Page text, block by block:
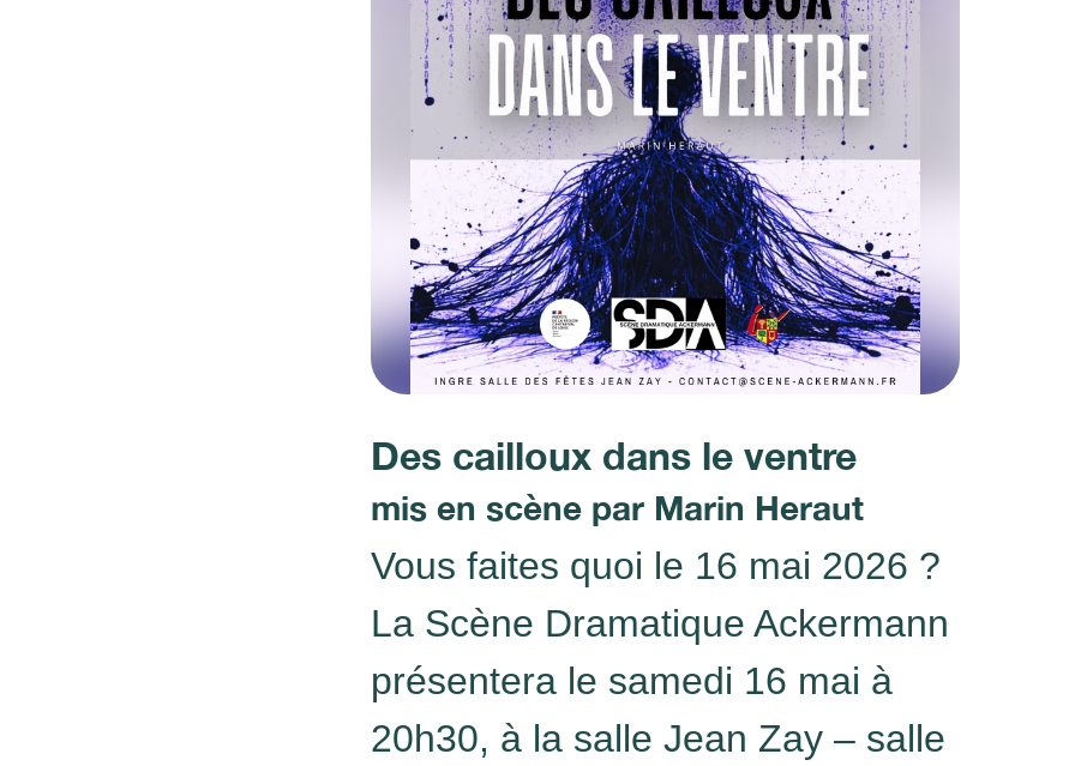
Des cailloux dans le ventre
mis en scène par Marin Heraut
Vous faites quoi le 16 mai 2026 ?
La Scène Dramatique Ackermann
présentera le samedi 16 mai à
20h30, à la salle Jean Zay – salle